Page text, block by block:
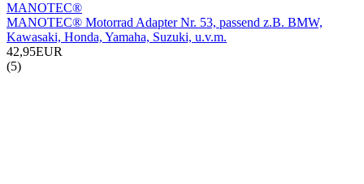
MANOTEC®
MANOTEC® Motorrad Adapter Nr. 53, passend z.B. BMW,
Kawasaki, Honda, Yamaha, Suzuki, u.v.m.
42,95EUR
(5)